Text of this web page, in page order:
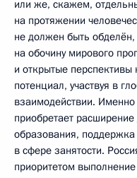
или же, скажем,
на протяжении
не должен быть
на обочину мирового
и открытые
потенциал, участвуя в
взаимодействии.
приобретает расширение
образования, поддержка
в сфере занятости.
приоритетом